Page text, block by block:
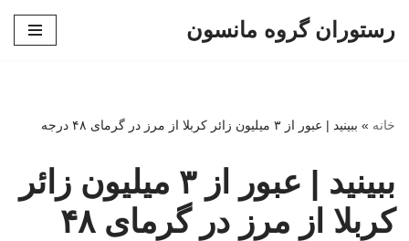
رستوران گروه مانسون
خانه » ببینید | عبور از ۳ میلیون زائر کربلا از مرز در گرمای ۴۸ درجه
ببینید | عبور از ۳ میلیون زائر
کربلا از مرز در گرمای ۴۸